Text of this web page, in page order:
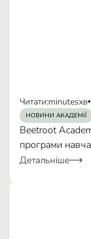
Читати:minutesхв
НОВИНИ АКАДЕМІЇ
Beetroot
програми
Детальніше